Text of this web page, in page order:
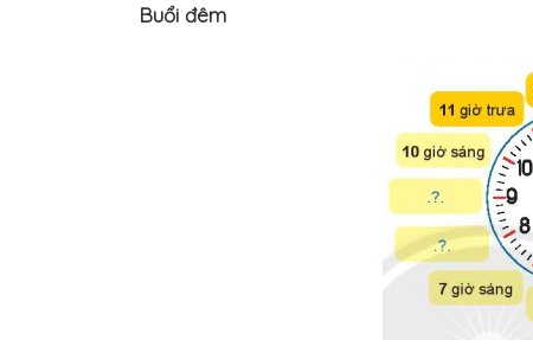
Buổi đêm